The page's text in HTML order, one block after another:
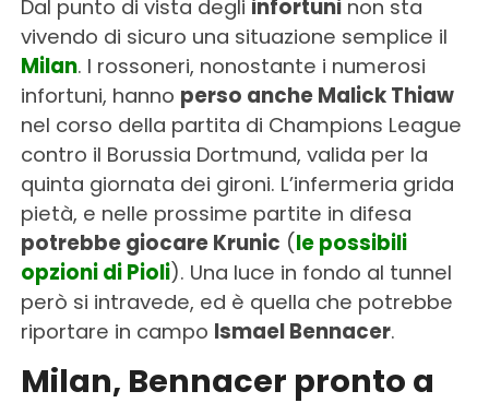
Dal punto di vista degli infortuninon sta
vivendo di sicuro una situazione semplice il
Milan. I rossoneri, nonostante i numerosi
infortuni, hanno perso anche Malick Thiaw
nel corso della partita di Champions League
contro il Borussia Dortmund, valida per la
quinta giornata dei gironi. L’infermeria grida
pietà, e nelle prossime partite in difesa
potrebbe giocare Krunic (le possibili
opzioni di Pioli). Una luce in fondo al tunnel
però si intravede, ed è quella che potrebbe
riportare in campo Ismael Bennacer.
Milan, Bennacer pronto a